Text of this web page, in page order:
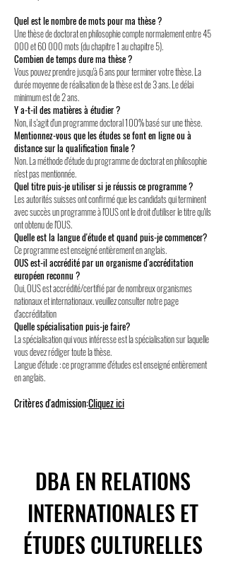
Quel est le nombre de mots pour ma thèse ?
Une thèse de doctorat en philosophie compte normalement entre 45
000 et 60 000 mots (du chapitre 1 au chapitre 5).
Combien de temps dure ma thèse ?
Vous pouvez prendre jusqu'à 6 ans pour terminer votre thèse. La
durée moyenne de réalisation de la thèse est de 3 ans. Le délai
minimum est de 2 ans.
Y a-t-il des matières à étudier ?
Non, il s'agit d'un programme doctoral 100% basé sur une thèse.
Mentionnez-vous que les études se font en ligne ou à
distance sur la qualification finale ?
Non. La méthode d'étude du programme de doctorat en philosophie
n'est pas mentionnée.
Quel titre puis-je utiliser si je réussis ce programme ?
Les autorités suisses ont confirmé que les candidats qui terminent
avec succès un programme à l'OUS ont le droit d'utiliser le titre qu'ils
ont obtenu de l'OUS.
Quelle est la langue d'étude et quand puis-je commencer?
Ce programme est enseigné entièrement en anglais.
OUS est-il accrédité par un organisme d'accréditation
européen reconnu ?
Oui, OUS est accrédité/certifié par de nombreux organismes
nationaux et internationaux. veuillez consulter notre page
d'accréditation
Quelle spécialisation puis-je faire?
La spécialisation qui vous intéresse est la spécialisation sur laquelle
vous devez rédiger toute la thèse.
Langue d'étude : ce programme d'études est enseigné entièrement
en anglais.
Critères d'admission:Cliquez ici
DBA EN RELATIONS
INTERNATIONALES ET
ÉTUDES CULTURELLES